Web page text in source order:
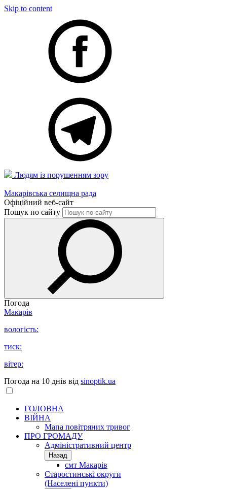
Skip to content
Людям із порушенням зору
Макарівська селищна рада
Офіційний веб-сайт
Пошук по сайту
Погода
Макарів
вологість:
тиск:
вітер:
Погода на 10 днів від sinoptik.ua
ГОЛОВНА
ВІЙНА
Мапа повітряних тривог
ПРО ГРОМАДУ
Aдміністративний центр
Назад
смт Макарів
Старостинські округи
(Населені пункти)